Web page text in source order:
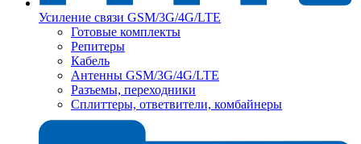
Усиление связи GSM/3G/4G/LTE
Готовые комплекты
Репитеры
Кабель
Антенны GSM/3G/4G/LTE
Разъемы, переходники
Сплиттеры, ответвители, комбайнеры